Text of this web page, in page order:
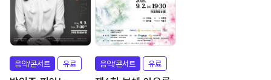
음악/콘서트 유료 서울음악/콘서트 유료